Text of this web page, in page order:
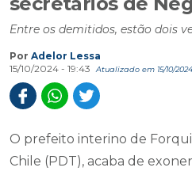
Entre os demitidos, estão dois
Por Adelor Lessa
15/10/2024 - 19:43
Atualizado em 15/10/
O prefeito interino de
Chile (PDT), acaba de